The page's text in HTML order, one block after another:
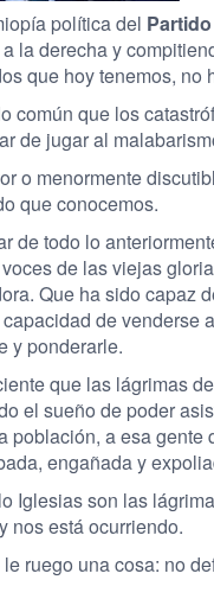
política del
la derecha y
que hoy tenemos, no
común que los
de jugar al
o menormente
que conocemos.
de todo lo
de las viejas
Que ha sido capaz
de venderse
y ponderarle.
que las lágrimas
el sueño de poder
población, a esa
engañada y
Iglesias son las
nos está ocurriendo.
ruego una cosa: no